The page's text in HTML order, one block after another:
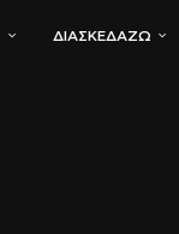
ΔΙΑΣΚΕΔΆΖΩ